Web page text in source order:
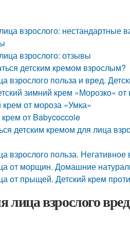
взрослого: нестандартные
взрослого: отзывы
детским кремом взрослым?
взрослого польза и вред.
зимний крем «Морозко»
от мороза «Умка»
от Babycoccole
детским кремом для лица
взрослого польза.
от морщин. Домашние
от прыщей. Детский крем
лица взрослого